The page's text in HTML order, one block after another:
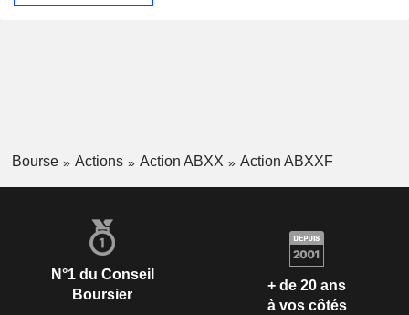
Bourse Actions Action ABXX Action ABXXF
N°1 du Conseil
Boursier
+ de 20 ans
à vos côtés